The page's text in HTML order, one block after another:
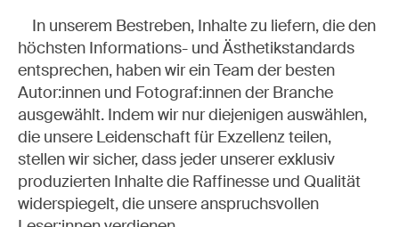
In unserem Bestreben, Inhalte zu liefern, die den
höchsten Informations- und Ästhetikstandards
entsprechen, haben wir ein Team der besten
Autor:innen und Fotograf:innen der Branche
ausgewählt. Indem wir nur diejenigen auswählen,
die unsere Leidenschaft für Exzellenz teilen,
stellen wir sicher, dass jeder unserer exklusiv
produzierten Inhalte die Raffinesse und Qualität
widerspiegelt, die unsere anspruchsvollen